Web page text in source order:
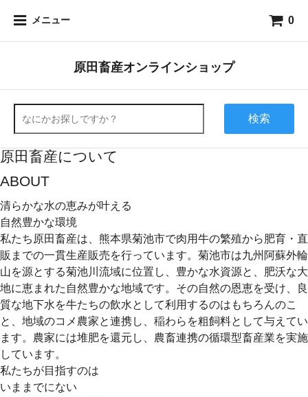
メニュー 0
原田畜産オンラインショップ
検索
原田畜産について
ABOUT
清らかな水の恵みが叶える
自然豊かな環境
私たち原田畜産は、熊本県菊池市で肉用牛の繁殖から肥育・直
販までの一貫生産販売を行っています。菊池市は九州阿蘇外輪
山を源とする菊池川流域に位置し、豊かな水資源と、肥沃な大
地に恵まれた自然豊かな地域です。その自然の恩恵を受け、良
質な地下水を牛たちの飲水として利用するのはもちろんのこ
と、地域のコメ農家と連携し、稲わらを粗飼料として与えてい
ます。農家には堆肥を還元し、農畜連携の循環型畜産業を実施
しています。
私たちが目指すのは
いままでにない